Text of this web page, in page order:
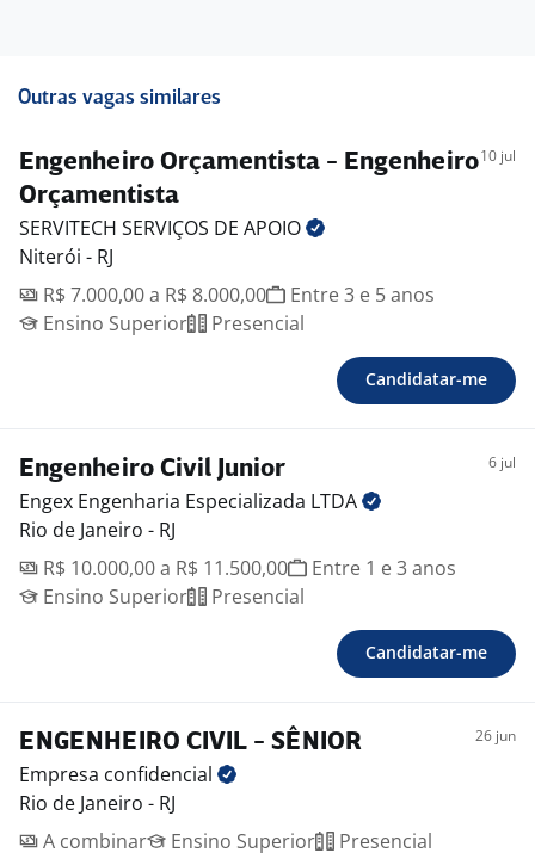
Outras vagas similares
Engenheiro Orçamentista - Engenheiro
Orçamentista
10 jul
SERVITECH SERVIÇOS DE APOIO
Niterói - RJ
R$ 7.000,00 a R$ 8.000,00
Entre 3 e 5 anos
Ensino Superior
Presencial
Candidatar-me
Engenheiro Civil Junior 6 jul
Engex Engenharia Especializada LTDA
Rio de Janeiro - RJ
R$ 10.000,00 a R$ 11.500,00
Entre 1 e 3 anos
Ensino Superior
Presencial
Candidatar-me
ENGENHEIRO CIVIL - SÊNIOR 26 jun
Empresa confidencial
Rio de Janeiro - RJ
A combinar
Ensino Superior Presencial